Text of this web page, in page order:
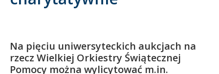
Absolwent
Na pięciu uniwersyteckich aukcjach na
rzecz Wielkiej Orkiestry Świątecznej
Pomocy można wylicytować m.in.